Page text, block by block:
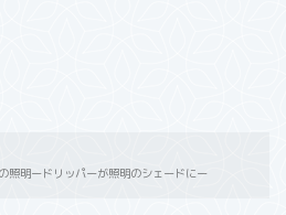
照明ードリッパーが照明のシェードにー